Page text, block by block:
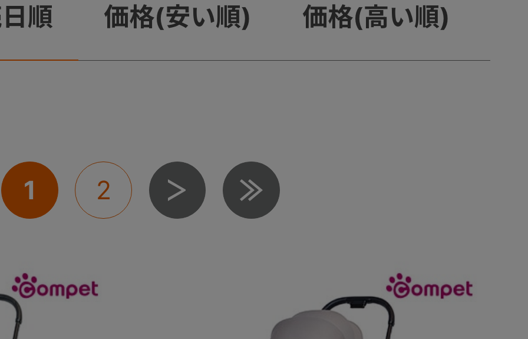
順 価格(安い順) 価格(高い順)
1 2